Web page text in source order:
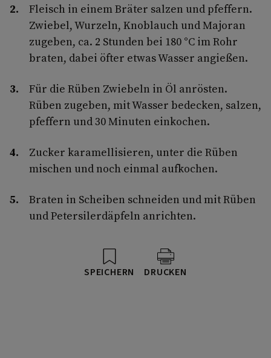
Fleisch in einem Bräter salzen und pfeffern.
Zwiebel, Wurzeln, Knoblauch und Majoran
zugeben, ca. 2 Stunden bei 180 °C im Rohr
braten, dabei öfter etwas Wasser angießen.
Für die Rüben Zwiebeln in Öl anrösten.
Rüben zugeben, mit Wasser bedecken, salzen,
pfeffern und 30 Minuten einkochen.
Zucker karamellisieren, unter die Rüben
mischen und noch einmal aufkochen.
Braten in Scheiben schneiden und mit Rüben
und Petersilerdäpfeln anrichten.
SPEICHERN DRUCKEN